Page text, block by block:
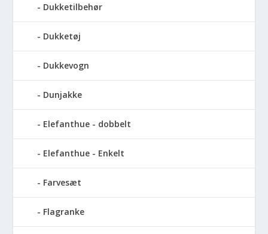
Dukketilbehør
Dukketøj
Dukkevogn
Dunjakke
Elefanthue - dobbelt
Elefanthue - Enkelt
Farvesæt
Flagranke